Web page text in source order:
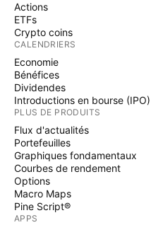
Actions
ETFs
Crypto coins
CALENDRIERS
Economie
Bénéfices
Dividendes
Introductions en bourse (IPO)
PLUS DE PRODUITS
Flux d'actualités
Portefeuilles
Graphiques fondamentaux
Courbes de rendement
Options
Macro Maps
Pine Script®
APPS